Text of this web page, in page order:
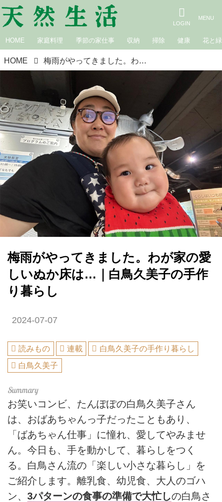
HOME 家庭料理 季節の家仕事 収納 掃除 健康 花と緑
HOME 梅雨がやってきました。わが家の愛しいぬか床は…｜白鳥久美子の手作り暮らし
梅雨がやってきました。わが家の愛
しいぬか床は…｜白鳥久美子の手作
り暮らし
2024-07-07
読みもの 連載
白鳥久美子の手作り暮らし
白鳥久美子
お笑いコンビ、たんぽぽの白鳥久美子さん
は、おばあちゃんっ子だったこともあり、
「ばあちゃん仕事」に憧れ、愛してやみませ
ん。今日も、手を動かして、暮らしをつく
る。白鳥さん流の「楽しい小さな暮らし」を
ご紹介します。離乳食、幼児食、大人のゴハ
ン、 3パターンの食事の準備で大忙しの白鳥さ